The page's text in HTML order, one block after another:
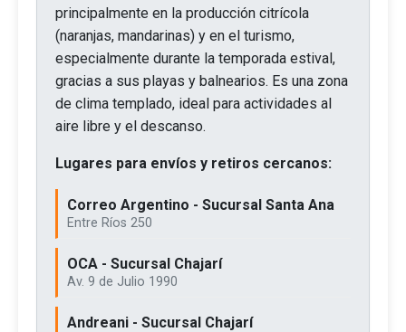
principalmente en la producción citrícola
(naranjas, mandarinas) y en el turismo,
especialmente durante la temporada estival,
gracias a sus playas y balnearios. Es una zona
de clima templado, ideal para actividades al
aire libre y el descanso.
Lugares para envíos y retiros cercanos:
Correo Argentino - Sucursal Santa Ana
Entre Ríos 250
OCA - Sucursal Chajarí
Av. 9 de Julio 1990
Andreani - Sucursal Chajarí